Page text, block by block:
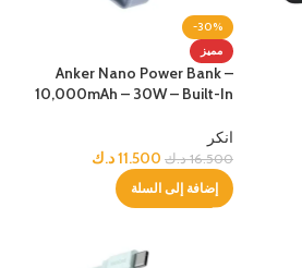
-30%
مميز
Anker Nano Power Bank –
10,000mAh – 30W – Built-In
انكر
16.500 د.ك 11.500د.ك
إضافة إلى السلة